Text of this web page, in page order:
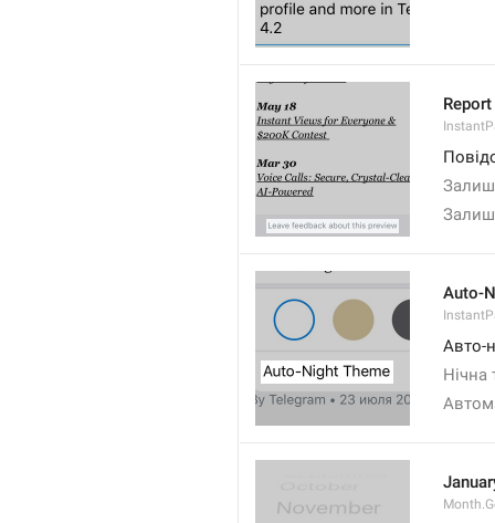
Auto-
Авто-
Нічна